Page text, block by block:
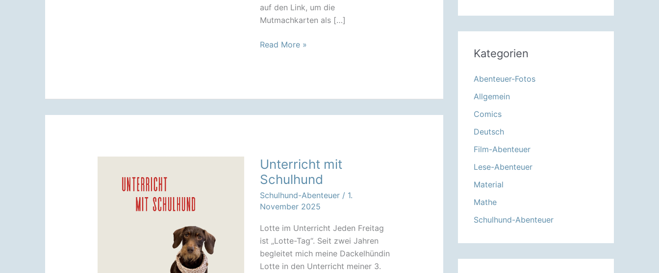
auf den Link, um die
Mutmachkarten als […]
Weihnachtliche
Read More »
Unterricht mit
Schulhund
Schulhund-Abenteuer / 1.
November 2025
Lotte im Unterricht Jeden Freitag
ist „Lotte-Tag“. Seit zwei Jahren
begleitet mich meine Dackelhündin
Lotte in den Unterricht meiner 3.
Kategorien
Abenteuer-Fotos
Allgemein
Comics
Deutsch
Film-Abenteuer
Lese-Abenteuer
Material
Mathe
Schulhund-Abenteuer